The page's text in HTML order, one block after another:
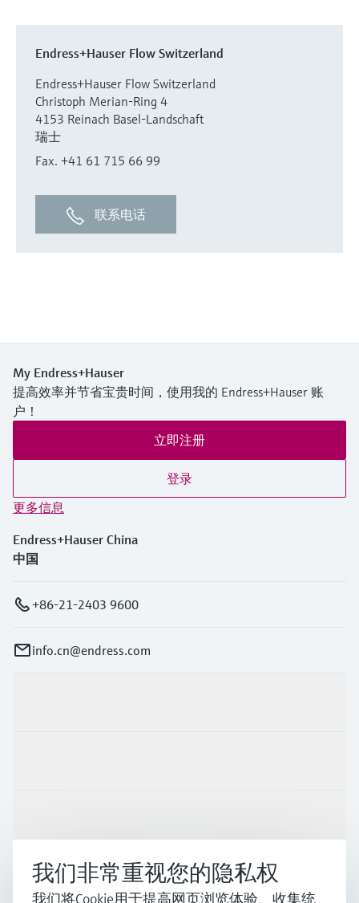
Endress+Hauser Flow Switzerland
Endress+Hauser Flow Switzerland
Christoph Merian-Ring 4
4153 Reinach Basel-Landschaft
瑞士
Fax. +41 61 715 66 99
联系电话
My Endress+Hauser
提高效率并节省宝贵时间，使用我的 Endress+Hauser 账
户！
立即注册
登录
更多信息
Endress+Hauser China
中国
+86-21-2403 9600
info.cn@endress.com
公司我们非常重视您的隐私权
我们将Cookie用于提高网页浏览体验、收集统